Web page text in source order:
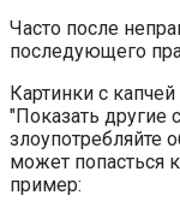
Часто после
последующего
Картинки с
"Показать другие
злоупотребляйте
может попасться
пример: